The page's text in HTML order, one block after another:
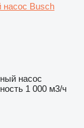
Busch
насос
1 000 м3/ч